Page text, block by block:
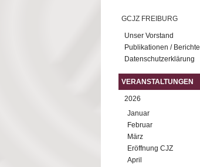
GCJZ FREIBURG
Unser Vorstand
Publikationen / Berichte
Datenschutzerklärung
VERANSTALTUNGEN
2026
Januar
Februar
März
Eröffnung CJZ
April